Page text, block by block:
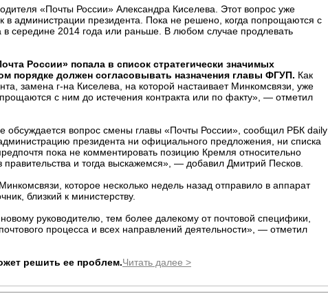
«Почты России» Александра Киселева. Этот вопрос уже
в администрации президента. Пока не решено, когда попрощаются с
середине 2014 года или раньше. В любом случае продлевать
России» попала в список стратегически значимых
порядке должен согласовывать назначения главы ФГУП. Как
замена г-на Киселева, на которой настаивает Минкомсвязи, уже
с ним до истечения контракта или по факту», — отметил
обсуждается вопрос смены главы «Почты России», сообщил РБК daily
президента ни официального предложения, ни списка
пока не комментировать позицию Кремля относительно
и тогда выскажемся», — добавил Дмитрий Песков.
которое несколько недель назад отправило в аппарат
близкий к министерству.
руководителю, тем более далекому от почтовой специфики,
процесса и всех направлений деятельности», — отметил
решить ее проблем.Читать далее >